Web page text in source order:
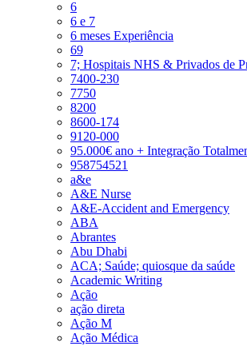
6
6 e 7
6 meses Experiência
69
7; Hospitais NHS & Privados de
7400-230
7750
8200
8600-174
9120-000
95.000€ ano + Integração
958754521
a&e
A&E Nurse
A&E-Accident and Emergency
ABA
Abrantes
Abu Dhabi
ACA; Saúde; quiosque da saúde
Academic Writing
Ação
ação direta
Ação M
Ação Médica